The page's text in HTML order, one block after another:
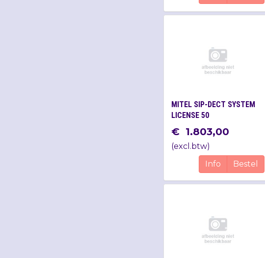
MITEL SIP-DECT SYSTEM
LICENSE 50
€ 1.803,00
(excl.btw)
Info
Bestel